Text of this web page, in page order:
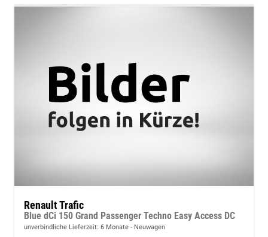
Renault Trafic
Blue dCi 150 Grand Passenger Techno Easy Access DC
unverbindliche Lieferzeit: 6 Monate Neuwagen